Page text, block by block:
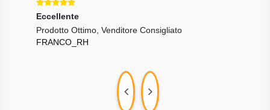
Eccellente
Prodotto Ottimo, Venditore Consigliato
FRANCO_RH